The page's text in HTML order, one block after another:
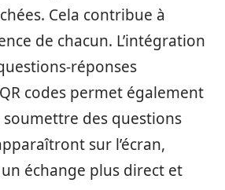
Cela contribue à
de chacun. L’intégration
réponses
codes permet également
des questions
sur l’écran,
échange plus direct et